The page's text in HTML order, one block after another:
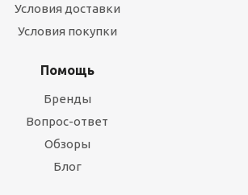
Условия доставки
Условия покупки
Помощь
Бренды
Вопрос-ответ
Обзоры
Блог